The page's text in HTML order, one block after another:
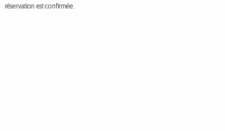
réservation est confirmée.